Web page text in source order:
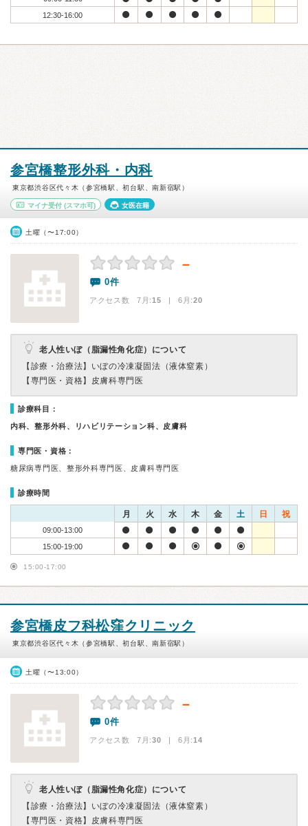
12:30-16:00
参宮橋整形外科・内科
東京都渋谷区代々木（参宮橋駅、初台駅、南新宿駅）
マイナ受付 (スマホ可) 女医在籍
土曜（〜17:00）
－
0件
アクセス数 7月:15 | 6月:20
老人性いぼ（脂漏性角化症）について
【診療・治療法】 いぼの冷凍凝固法（液体窒素）
【専門医・資格】 皮膚科専門医
診療科目：
内科、整形外科、リハビリテーション科、皮膚科
専門医・資格：
糖尿病専門医、整形外科専門医、皮膚科専門医
診療時間
月 火 水 木 金 土 日 祝
09:00-13:00
15:00-19:00
15:00-17:00
参宮橋皮フ科松窪クリニック
東京都渋谷区代々木（参宮橋駅、初台駅、南新宿駅）
土曜（〜13:00）
－
0件
アクセス数 7月:30 | 6月:14
老人性いぼ（脂漏性角化症）について
【診療・治療法】 いぼの冷凍凝固法（液体窒素）
【専門医・資格】 皮膚科専門医